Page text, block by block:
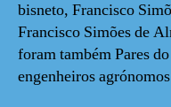
bisneto, Francisco
Francisco Simões de
foram também Pares
engenheiros